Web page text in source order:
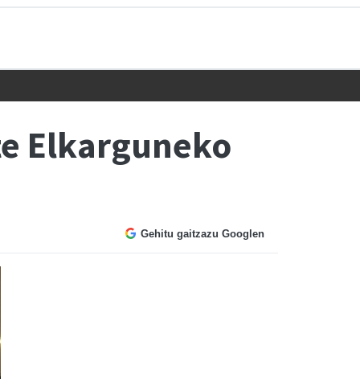
Elkarguneko
Gehitu gaitzazu Googlen